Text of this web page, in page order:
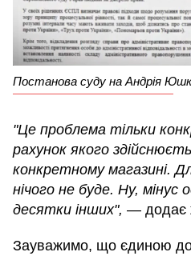
Постанова суду на Андрія
"Це проблема тільки
рахунок якого
конкретному магазині.
нічого не буде. Ну,
десятки інших", — додає
Зауважимо, що єдиною